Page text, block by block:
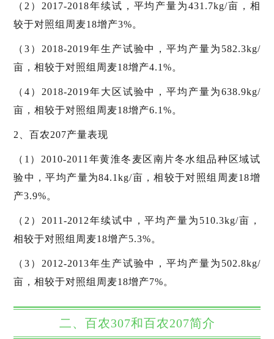
（2）2017-2018年续试，平均产量为431.7kg/亩，相
较于对照组周麦18增产3%。
（3）2018-2019年生产试验中，平均产量为582.3kg/
亩，相较于对照组周麦18增产4.1%。
（4）2018-2019年大区试验中，平均产量为638.9kg/
亩，相较于对照组周麦18增产6.1%。
2、百农207产量表现
（1）2010-2011年黄淮冬麦区南片冬水组品种区域试
验中，平均产量为84.1kg/亩，相较于对照组周麦18增
产3.9%。
（2）2011-2012年续试中，平均产量为510.3kg/亩，
相较于对照组周麦18增产5.3%。
（3）2012-2013年生产试验中，平均产量为502.8kg/
亩，相较于对照组周麦18增产7%。
二、百农307和百农207简介